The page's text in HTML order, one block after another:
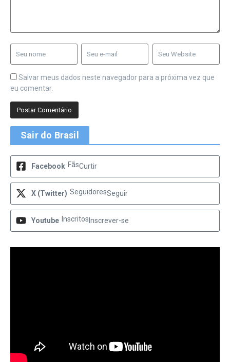
Salvar meus dados neste navegador para a próxima vez que
eu comentar.
Sair do Brasil
Facebook FãsCurtir
X (Twitter) SeguidoresSeguir
Youtube Inscritos Inscrever-se